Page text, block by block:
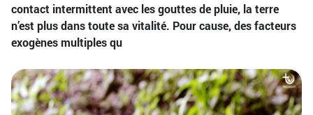
contact intermittent avec les gouttes de pluie, la terre
n’est plus dans toute sa vitalité. Pour cause, des facteurs
exogènes multiples qu